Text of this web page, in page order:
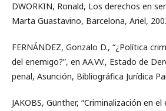
DWORKIN, Ronald, Los derechos en
Marta Guastavino, Barcelona, Ariel,
FERNÁNDEZ, Gonzalo D., “¿Política
del enemigo?”, en AA.VV., Estado de
penal, Asunción, Bibliográfica Jurídica
JAKOBS, Günther, “Criminalización en